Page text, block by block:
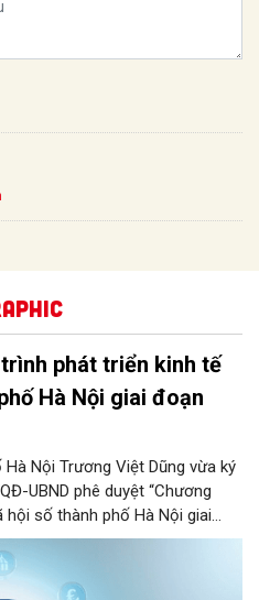
phát triển kinh tế
Hà Nội giai đoạn
Nội Trương Việt Dũng vừa ký
UBND phê duyệt “Chương
số thành phố Hà Nội giai
9 giải pháp trọng tâm hướng
và xã hội số Thủ đô theo
tâm, trọng điểm...